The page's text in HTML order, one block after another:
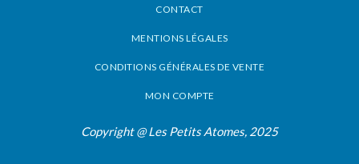
CONTACT
MENTIONS LÉGALES
CONDITIONS GÉNÉRALES DE VENTE
MON COMPTE
Copyright @ Les Petits Atomes, 2025